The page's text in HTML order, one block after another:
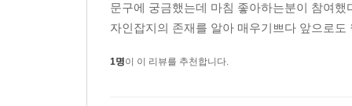
문구에 궁금했는데 마침 좋아하는분이 참여
자인잡지의 존재를 알아 매우기쁘다 앞으로
1명이 이 리뷰를 추천합니다.